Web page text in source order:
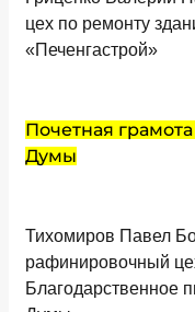
цех по ремонту
«Печенгастрой»
Почетная
Думы
Тихомиров Павел
рафинировочный
Благодарственное